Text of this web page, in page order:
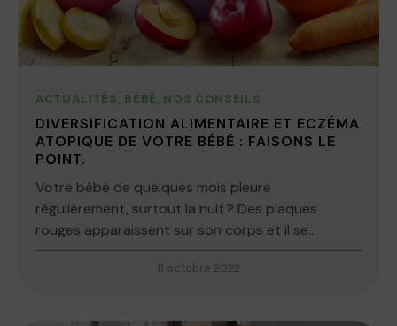
ACTUALITÉS, BÉBÉ, NOS CONSEILS
DIVERSIFICATION ALIMENTAIRE ET ECZÉMA
ATOPIQUE DE VOTRE BÉBÉ : FAISONS LE
POINT.
Votre bébé de quelques mois pleure
régulièrement, surtout la nuit ? Des plaques
rouges apparaissent sur son corps et il se...
11 octobre 2022